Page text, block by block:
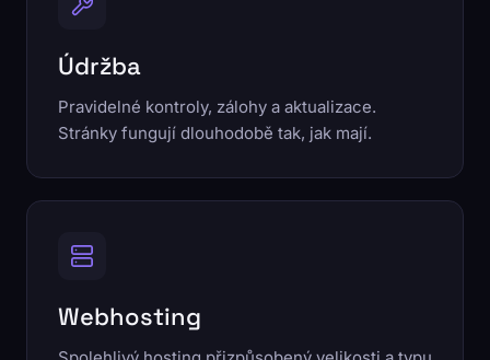
Údržba
Pravidelné kontroly, zálohy a aktualizace.
Stránky fungují dlouhodobě tak, jak mají.
Webhosting